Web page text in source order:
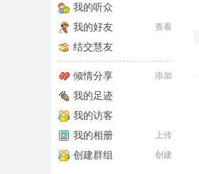
坛
我的听众
查看
我的好友
结交慧友
添加
倾情分享
我的足迹
我的访客
上传
我的相册
创建
创建群组